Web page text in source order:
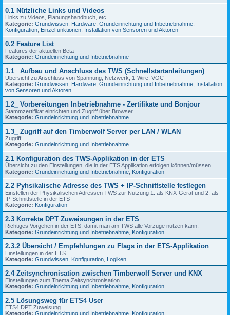
0.1 Nützliche Links und Videos
Links zu Videos, Planungshandbuch, etc.
Kategorie: Grundwissen Hardware Grundeinrichtung und Inbetriebnahme
Konfiguration Einzelfunktionen Installation von Sensoren und Aktoren
0.2 Feature List
Features der aktuellen Beta
Kategorie: Grundeinrichtung und Inbetriebnahme
1.1_ Aufbau und Anschluss des TWS (Schnellstartanleitungen)
Übersicht zu Anschluss von Spannung, Netzwerk, 1-Wire, VOC
Kategorie: Grundwissen Hardware Grundeinrichtung und Inbetriebnahme Installation
von Sensoren und Aktoren
1.2_ Vorbereitungen Inbetriebnahme - Zertifikate und Bonjour
Stammzertifikat einrichten und Zugriff über Browser
Kategorie: Grundeinrichtung und Inbetriebnahme
1.3_ Zugriff auf den Timberwolf Server per LAN / WLAN
Zugriff
Kategorie: Grundeinrichtung und Inbetriebnahme
2.1 Konfiguration des TWS-Applikation in der ETS
Übersicht zu den Einstellungen, die in der ETS Applikation erfolgen können/müssen.
Kategorie: Grundeinrichtung und Inbetriebnahme Konfiguration
2.2 Pyhsikalische Adresse des TWS + IP-Schnittstelle festlegen
Einstellen der Physikalischen Adressen TWS zur Nutzung 1. als KNX-Gerät und 2. als
IP-Schnittstelle in der ETS
Kategorie: Konfiguration
2.3 Korrekte DPT Zuweisungen in der ETS
Richtiges Vorgehen in der ETS, damit man am TWS alle Vorzüge nutzen kann.
Kategorie: Grundeinrichtung und Inbetriebnahme Konfiguration
2.3.2 Übersicht / Empfehlungen zu Flags in der ETS-Applikation
Einstellungen in der ETS
Kategorie: Grundwissen Konfiguration Logiken
2.4 Zeitsynchronisation zwischen Timberwolf Server und KNX
Einstellungen zum Thema Zeitsynchronisation
Kategorie: Grundeinrichtung und Inbetriebnahme Konfiguration
2.5 Lösungsweg für ETS4 User
ETS4 DPT Zuweisung
Kategorie: Grundeinrichtung und Inbetriebnahme Konfiguration